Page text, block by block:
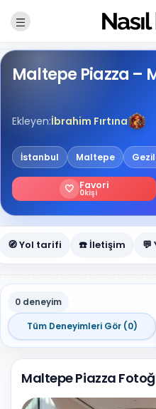
Maltepe Piazza –
Ekleyen:İbrahim Fırtına
İstanbul Maltepe
🤍 Favori
0kişi
🧭 Yol tarifi ☎️ İletişim
0 deneyim
Tüm Deneyimleri Gör (0)
Maltepe Piazza